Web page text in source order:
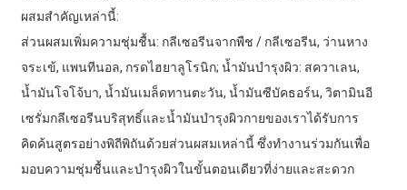
ผสมสำคัญเหล่านี้:
ส่วนผสมเพิ่มความชุ่มชื้น: กลีเซอรีนจากพืช / กลีเซอรีน, ว่านหาง
จระเข้, แพนทีนอล, กรดไฮยาลูโรนิก; น้ำมันบำรุงผิว: สควาเลน,
น้ำมันโจโจ้บา, น้ำมันเมล็ดทานตะวัน, น้ำมันซีบัคธอร์น, วิตามินอี
เซรั่มกลีเซอรีนบริสุทธิ์และน้ำมันบำรุงผิวกายของเราได้รับการ
คิดค้นสูตรอย่างพิถีพิถันด้วยส่วนผสมเหล่านี้ ซึ่งทำงานร่วมกันเพื่อ
มอบความชุ่มชื้นและบำรุงผิวในขั้นตอนเดียวที่ง่ายและสะดวก